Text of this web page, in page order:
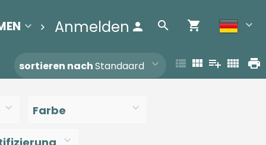
BEREINIGUNGSLISTE Contact
Anmelden
sortieren nachStandaard
Farbe